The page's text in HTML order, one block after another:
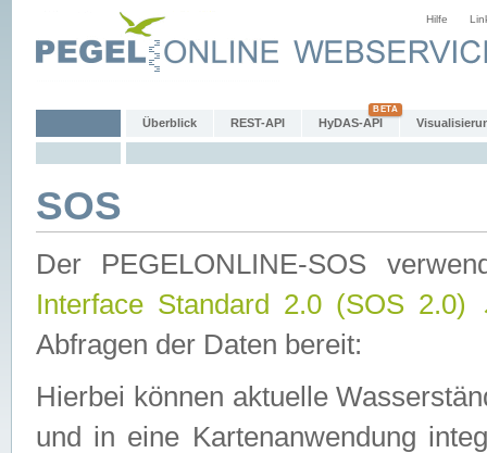
Hilfe
Überblick REST-API HyDAS-API
SOS
Der PEGELONLINE-SOS
Interface Standard 2.0 (SOS 2.0)
Abfragen der Daten bereit:
Hierbei können aktuelle
und in eine Kartenanwendung